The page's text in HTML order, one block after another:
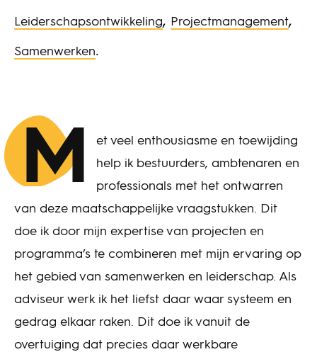
Leiderschapsontwikkeling, Projectmanagement,
Samenwerken.
M
et veel enthousiasme en toewijding
help ik bestuurders, ambtenaren en
professionals met het ontwarren
van deze maatschappelijke vraagstukken. Dit
doe ik door mijn expertise van projecten en
programma’s te combineren met mijn ervaring op
het gebied van samenwerken en leiderschap. Als
adviseur werk ik het liefst daar waar systeem en
gedrag elkaar raken. Dit doe ik vanuit de
overtuiging dat precies daar werkbare